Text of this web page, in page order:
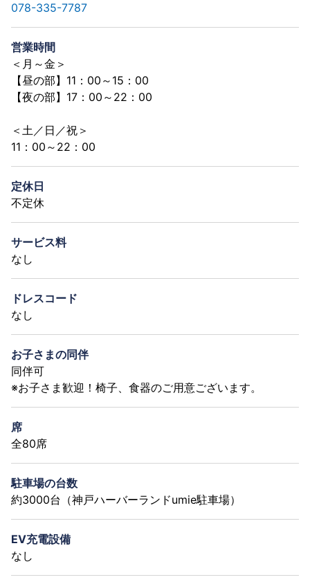
078-335-7787
営業時間
＜月～金＞
【昼の部】11：00～15：00
【夜の部】17：00～22：00
＜土／日／祝＞
11：00～22：00
定休日
不定休
サービス料
なし
ドレスコード
なし
お子さまの同伴
同伴可
※お子さま歓迎！椅子、食器のご用意ございます。
席
全80席
駐車場の台数
約3000台（神戸ハーバーランドumie駐車場）
EV充電設備
なし